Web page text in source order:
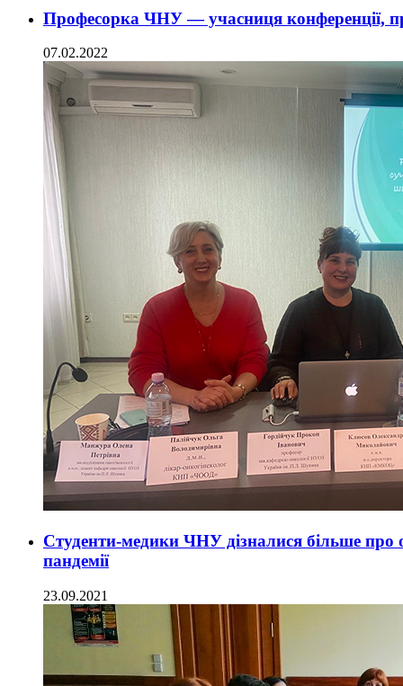
Професорка ЧНУ — учасниця конференції,
07.02.2022
Студенти-медики ЧНУ дізналися більше про
пандемії
23.09.2021